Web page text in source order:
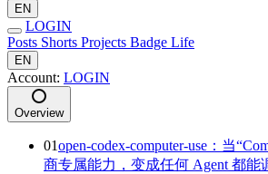
EN
LOGIN
Posts Shorts Projects Badge Life
EN
Account: LOGIN
Overview
01open-codex-computer-use：当
商专属能力，变成任何 Agent 都能